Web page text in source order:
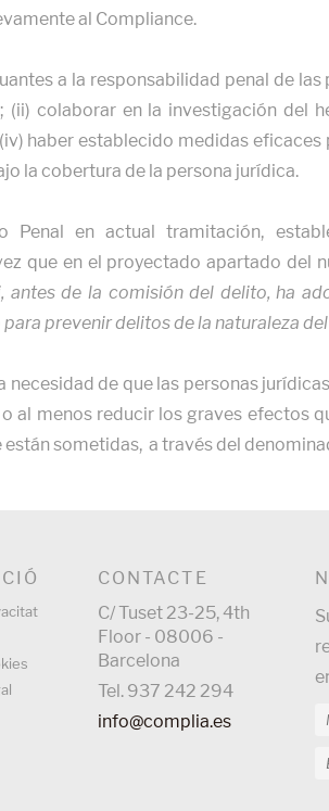
al Compliance.
a la responsabilidad penal de
colaborar en la investigación del
haber establecido medidas
la cobertura de la persona jurídica.
en actual tramitación,
que en el proyectado apartado del
antes de la comisión del delito, ha
prevenir delitos de la naturaleza
de que las personas
al menos reducir los graves efectos
sometidas, a través del
CONTACTE
C/ Tuset 23-25, 4th
Floor - 08006 -
Barcelona
Tel. 937 242 294
info@complia.es